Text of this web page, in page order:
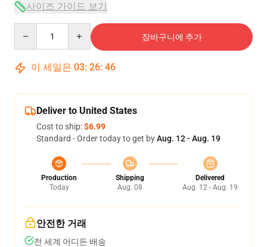
사이즈 가이드 보기
장바구니에 추가
이 세일은 03: 26: 46
Deliver to United States
Cost to ship:$6.99
Standard - Order today to get byAug. 12 - Aug. 19
Production
Today
Shipping
Aug. 08
Delivered
Aug. 12 - Aug. 19
안전한 거래
전 세계 어디든 배송